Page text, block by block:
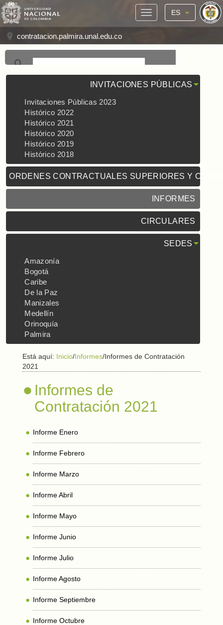
ES
contratacion.palmira.unal.edu.co
INVITACIONES PÚBLICAS
Invitaciones Públicas 2023
Histórico 2022
Histórico 2021
Histórico 2020
Histórico 2019
Histórico 2018
ORDENES CONTRACTUALES SUPERIORES Y
INFORMES
CIRCULARES
SEDES
Amazonía
Bogotá
Caribe
De la Paz
Manizales
Medellín
Orinoquía
Palmira
Está aquí: Inicio/Informes/Informes de Contratación
2021
Informes de
Contratación 2021
Informe Enero
Informe Febrero
Informe Marzo
Informe Abril
Informe Mayo
Informe Junio
Informe Julio
Informe Agosto
Informe Septiembre
Informe Octubre